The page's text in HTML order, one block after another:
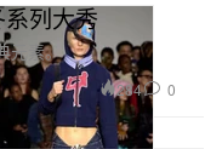
列大秀
元素。
284 0